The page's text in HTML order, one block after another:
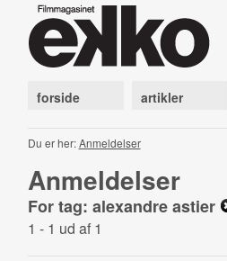
forside artikler
Du er her:Anmeldelser
Anmeldelser
For tag: alexandre astier
1 - 1 ud af 1